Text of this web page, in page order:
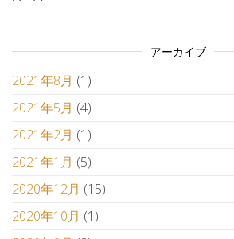
アーカイブ
2021年8月 (1)
2021年5月 (4)
2021年2月 (1)
2021年1月 (5)
2020年12月 (15)
2020年10月 (1)